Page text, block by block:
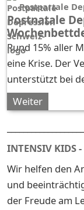
Postpartale
Postnatale
Rund 15% aller
eine Krise. Der
unterstützt bei
Weiter
INTENSIV KIDS -
Wir helfen den
und
der Freude am